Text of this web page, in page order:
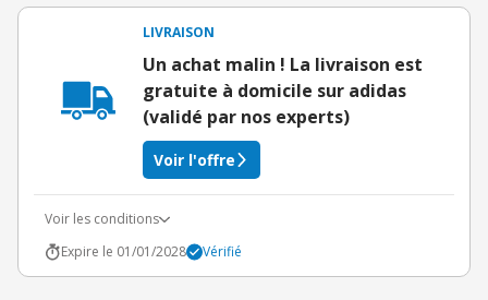
LIVRAISON
Un achat malin ! La livraison est
gratuite à domicile sur adidas
(validé par nos experts)
Voir l'offre
Voir les conditions
Expire le 01/01/2028
Vérifié